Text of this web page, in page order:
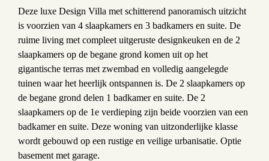
Deze luxe Design Villa met schitterend panoramisch uitzicht
is voorzien van 4 slaapkamers en 3 badkamers en suite. De
ruime living met compleet uitgeruste designkeuken en de 2
slaapkamers op de begane grond komen uit op het
gigantische terras met zwembad en volledig aangelegde
tuinen waar het heerlijk ontspannen is. De 2 slaapkamers op
de begane grond delen 1 badkamer en suite. De 2
slaapkamers op de 1e verdieping zijn beide voorzien van een
badkamer en suite. Deze woning van uitzonderlijke klasse
wordt gebouwd op een rustige en veilige urbanisatie. Optie
basement met garage.